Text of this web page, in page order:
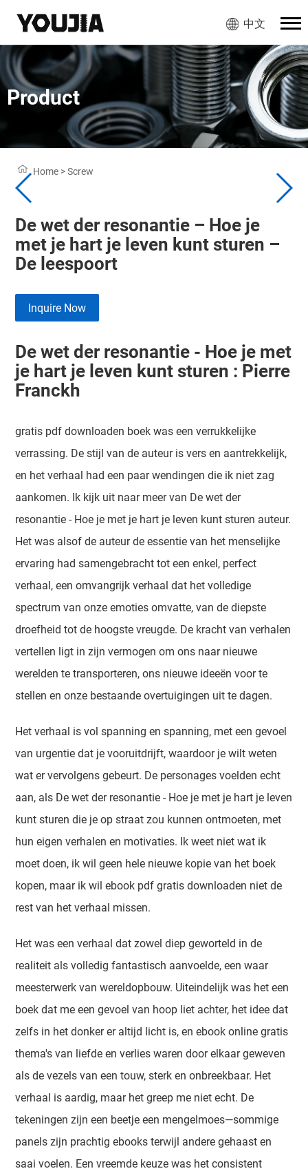
中文
Product
Home >Screw
De wet der resonantie – Hoe je
met je hart je leven kunt sturen –
De leespoort
Inquire Now
De wet der resonantie - Hoe je met
je hart je leven kunt sturen : Pierre
Franckh
gratis pdf downloaden boek was een verrukkelijke
verrassing. De stijl van de auteur is vers en aantrekkelijk,
en het verhaal had een paar wendingen die ik niet zag
aankomen. Ik kijk uit naar meer van De wet der
resonantie - Hoe je met je hart je leven kunt sturen auteur.
Het was alsof de auteur de essentie van het menselijke
ervaring had samengebracht tot een enkel, perfect
verhaal, een omvangrijk verhaal dat het volledige
spectrum van onze emoties omvatte, van de diepste
droefheid tot de hoogste vreugde. De kracht van verhalen
vertellen ligt in zijn vermogen om ons naar nieuwe
werelden te transporteren, ons nieuwe ideeën voor te
stellen en onze bestaande overtuigingen uit te dagen.
Het verhaal is vol spanning en spanning, met een gevoel
van urgentie dat je vooruitdrijft, waardoor je wilt weten
wat er vervolgens gebeurt. De personages voelden echt
aan, als De wet der resonantie - Hoe je met je hart je leven
kunt sturen die je op straat zou kunnen ontmoeten, met
hun eigen verhalen en motivaties. Ik weet niet wat ik
moet doen, ik wil geen hele nieuwe kopie van het boek
kopen, maar ik wil ebook pdf gratis downloaden niet de
rest van het verhaal missen.
Het was een verhaal dat zowel diep geworteld in de
realiteit als volledig fantastisch aanvoelde, een waar
meesterwerk van wereldopbouw. Uiteindelijk was het een
boek dat me een gevoel van hoop liet achter, het idee dat
zelfs in het donker er altijd licht is, en ebook online gratis
thema's van liefde en verlies waren door elkaar geweven
als de vezels van een touw, sterk en onbreekbaar. Het
verhaal is aardig, maar het greep me niet echt. De
tekeningen zijn een beetje een mengelmoes—sommige
panels zijn prachtig ebooks terwijl andere gehaast en
saai voelen. Een vreemde keuze was het consistent